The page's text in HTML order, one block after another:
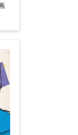
された査定額が
。その価格が適